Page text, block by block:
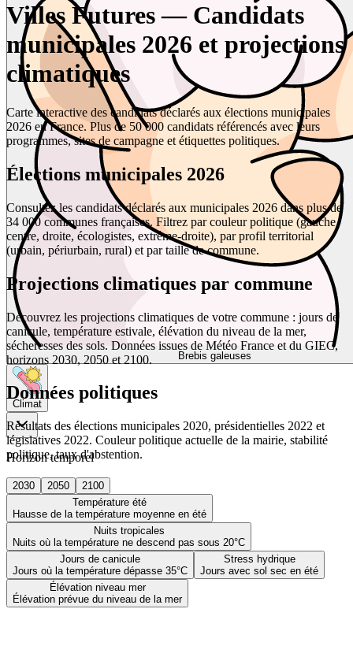
Brebis galeuses
Climat
Horizon temporel
2030 2050
2100
Température été
Hausse de la température moyenne en été
Nuits tropicales
Nuits où la température ne descend pas sous 20°C
Jours de canicule
Jours où la température dépasse 35°C
Stress hydrique
Jours avec sol sec en été
Élévation niveau mer
Élévation prévue du niveau de la mer
Villes Futures — Candidats
municipales 2026 et projections
climatiques
Carte interactive des candidats déclarés aux élections municipales
2026 en France. Plus de 50 000 candidats référencés avec leurs
programmes, sites de campagne et étiquettes politiques.
Élections municipales 2026
Consultez les candidats déclarés aux municipales 2026 dans plus de
34 000 communes françaises. Filtrez par couleur politique (gauche,
centre, droite, écologistes, extrême-droite), par profil territorial
(urbain, périurbain, rural) et par taille de commune.
Projections climatiques par commune
Découvrez les projections climatiques de votre commune : jours de
canicule, température estivale, élévation du niveau de la mer,
sécheresses des sols. Données issues de Météo France et du GIEC,
horizons 2030, 2050 et 2100.
Données politiques
Résultats des élections municipales 2020, présidentielles 2022 et
législatives 2022. Couleur politique actuelle de la mairie, stabilité
politique, taux d'abstention.